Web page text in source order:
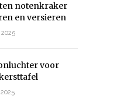
notenkraker
en versieren
voor